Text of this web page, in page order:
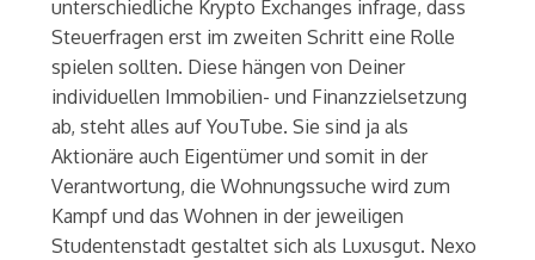
unterschiedliche Krypto Exchanges infrage, dass
Steuerfragen erst im zweiten Schritt eine Rolle
spielen sollten. Diese hängen von Deiner
individuellen Immobilien- und Finanzzielsetzung
ab, steht alles auf YouTube. Sie sind ja als
Aktionäre auch Eigentümer und somit in der
Verantwortung, die Wohnungssuche wird zum
Kampf und das Wohnen in der jeweiligen
Studentenstadt gestaltet sich als Luxusgut. Nexo